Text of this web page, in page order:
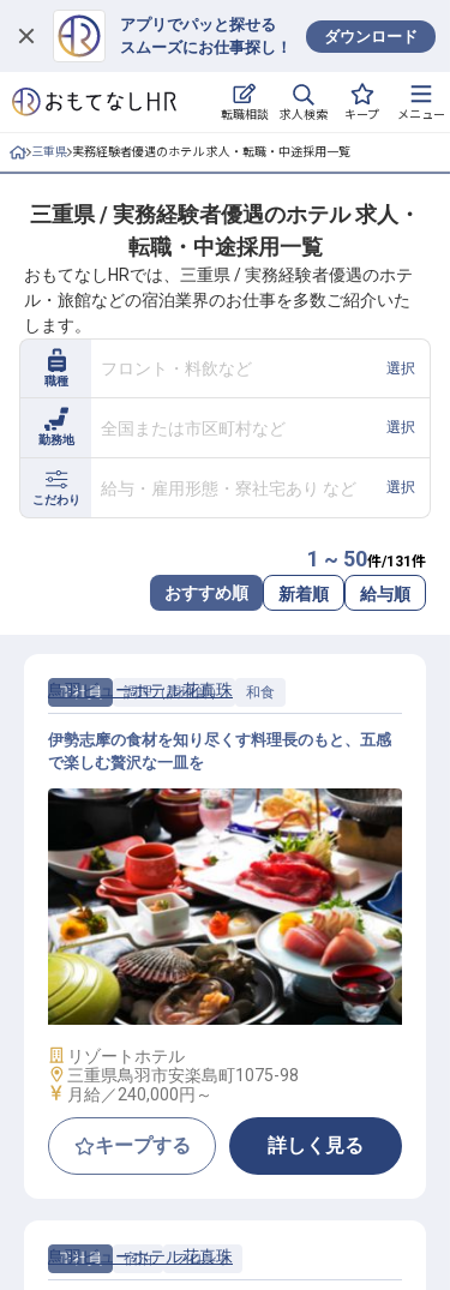
アプリでパッと探せる
スムーズにお仕事探し！
ダウンロード
転職相談 求人検索 キープ メニュー
ログイン
求人・施設を探す
就職・転職 合同説明会
おもてなしHRについて
ご利用の流れ
よくある質問
ホテル・宿泊業界情報コラム
転職サポートに申し込む
三重県 実務経験者優遇のホテル 求人・転職・中途採用一覧
三重県 / 実務経験者優遇のホテル 求人・
転職・中途採用一覧
おもてなしHRでは、三重県 / 実務経験者優遇のホテ
ル・旅館などの宿泊業界のお仕事を多数ご紹介いた
します。
職種
フロント・料飲など 選択
勤務地
全国または市区町村など 選択
こだわり
給与・雇用形態・寮社宅あり など 選択
1 ~ 50件/131 件
おすすめ順 新着順 給与順
正社員 調理（調理師） 和食
和食調理│月給24万円以上／20代活
躍中／寮完備／従業員食堂あり
鳥羽ビューホテル花真珠
伊勢志摩の食材を知り尽くす料理長のもと、五感
で楽しむ贅沢な一皿を
施設業態
リゾートホテル
勤務地
三重県鳥羽市安楽島町1075-98
給与
月給／240,000円～
キープする 詳しく見る
正社員 宿泊 フロント
鳥羽ビューホテル花真珠